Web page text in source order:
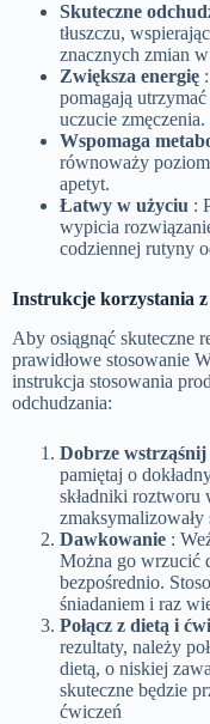
Skuteczne
tłuszczu,
znacznych zmian
Zwiększa energię
pomagają
uczucie zmęczenia.
Wspomaga
równoważy
apetyt.
Łatwy w użyciu :
wypicia
codziennej rutyny
Instrukcje korzystania z
Aby osiągnąć skuteczne
prawidłowe stosowanie
instrukcja stosowania
odchudzania:
Dobrze
pamiętaj o
składniki roztworu
zmaksymalizowały
Dawkowanie :
Można go wrzucić
bezpośrednio.
śniadaniem i raz
Połącz z dietą i
rezultaty, należy
dietą, o niskiej
skuteczne będzie
ćwiczeń